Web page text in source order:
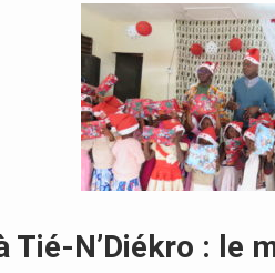
Tié-N’Diékro : le